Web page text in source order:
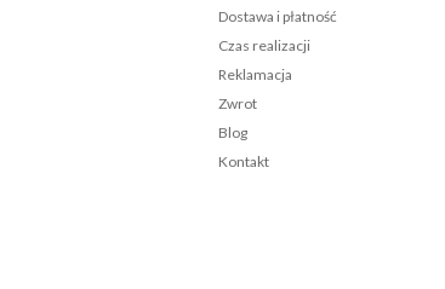
Dostawa i płatność
Czas realizacji
Reklamacja
Zwrot
Blog
Kontakt